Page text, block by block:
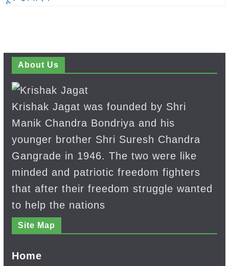
About Us
Krishak Jagat was founded by Shri
Manik Chandra Bondriya and his
younger brother Shri Suresh Chandra
Gangrade in 1946. The two were like
minded and patriotic freedom fighters
that after their freedom struggle wanted
to help the nations
Site Map
Home